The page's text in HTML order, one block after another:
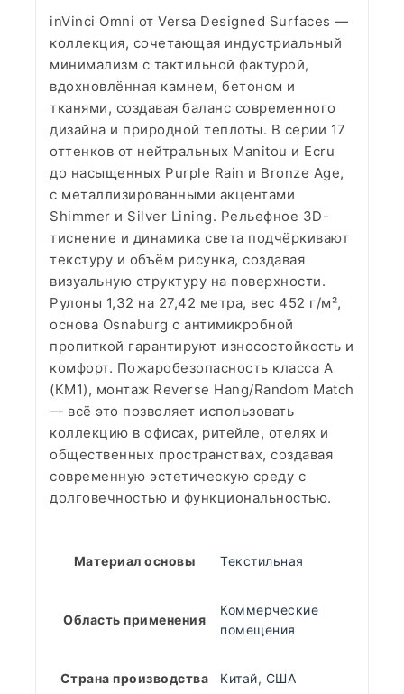
inVinci Omni от Versa Designed Surfaces —
коллекция, сочетающая индустриальный
минимализм с тактильной фактурой,
вдохновлённая камнем, бетоном и
тканями, создавая баланс современного
дизайна и природной теплоты. В серии 17
оттенков от нейтральных Manitou и Ecru
до насыщенных Purple Rain и Bronze Age,
с металлизированными акцентами
Shimmer и Silver Lining. Рельефное 3D-
тиснение и динамика света подчёркивают
текстуру и объём рисунка, создавая
визуальную структуру на поверхности.
Рулоны 1,32 на 27,42 метра, вес 452 г/м²,
основа Osnaburg с антимикробной
пропиткой гарантируют износостойкость и
комфорт. Пожаробезопасность класса А
(КМ1), монтаж Reverse Hang/Random Match
— всё это позволяет использовать
коллекцию в офисах, ритейле, отелях и
общественных пространствах, создавая
современную эстетическую среду с
долговечностью и функциональностью.
Материал основы Текстильная
Область применения
Коммерческие
помещения
Страна производства Китай, США